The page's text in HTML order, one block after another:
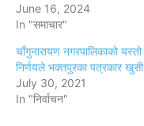
June 16, 2024
In "समाचार"
चाँगुनारायण नगरपालिकाको यस्तो
निर्णयले भक्तपुरका पत्रकार खुसी
July 30, 2021
In "निर्वाचन"